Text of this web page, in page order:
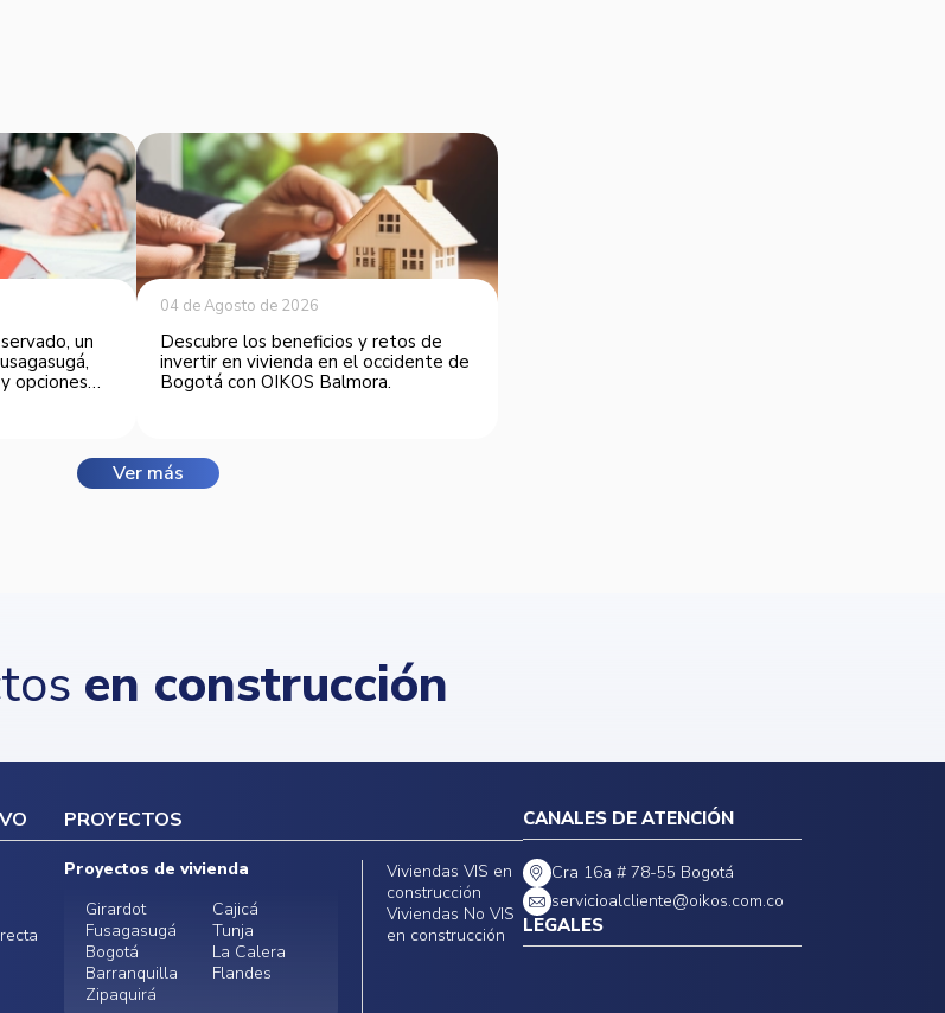
un
opciones
04 de Agosto de 2026
Descubre los beneficios y retos de
invertir en vivienda en el occidente de
Bogotá con OIKOS Balmora.
Ver más
en construcción
PROYECTOS
Proyectos de vivienda
Girardot
Cajicá
Fusagasugá
Tunja
Bogotá
La Calera
Barranquilla
Flandes
Zipaquirá
Viviendas VIS en
construcción
Viviendas No VIS
en construcción
CANALES DE ATENCIÓN
Cra 16a # 78-55 Bogotá
servicioalcliente@oikos.com.co
LEGALES